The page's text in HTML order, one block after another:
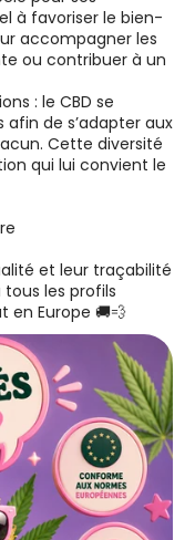
à favoriser le bien-
accompagner les
ou contribuer à un
: le CBD se
de s’adapter aux
Cette diversité
qui lui convient le
et leur traçabilité
les profils
en Europe 🚚💨